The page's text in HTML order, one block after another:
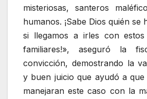
misteriosas, santeros
humanos. ¡Sabe Dios quién se
si llegamos a irles con
familiares!», aseguró la
convicción, demostrando la
y buen juicio que ayudó a que
manejaran este caso con la